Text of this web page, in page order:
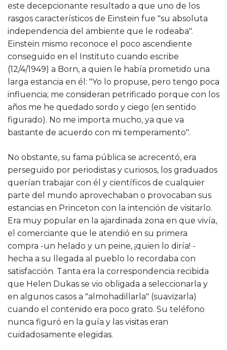
este decepcionante resultado a que uno de los
rasgos característicos de Einstein fue "su absoluta
independencia del ambiente que le rodeaba".
Einstein mismo reconoce el poco ascendiente
conseguido en el Instituto cuando escribe
(12/4/1949) a Born, a quien le había prometido una
larga estancia en él: "Yo lo propuse, pero tengo poca
influencia; me consideran petrificado porque con los
años me he quedado sordo y ciego (en sentido
figurado). No me importa mucho, ya que va
bastante de acuerdo con mi temperamento".
No obstante, su fama pública se acrecentó, era
perseguido por periodistas y curiosos, los graduados
querían trabajar con él y científicos de cualquier
parte del mundo aprovechaban o provocaban sus
estancias en Princeton con la intención de visitarlo.
Era muy popular en la ajardinada zona en que vivía,
el comerciante que le atendió en su primera
compra -un helado y un peine, ¡quien lo diría! -
hecha a su llegada al pueblo lo recordaba con
satisfacción. Tanta era la correspondencia recibida
que Helen Dukas se vio obligada a seleccionarla y
en algunos casos a "almohadillarla" (suavizarla)
cuando el contenido era poco grato. Su teléfono
nunca figuró en la guía y las visitas eran
cuidadosamente elegidas.